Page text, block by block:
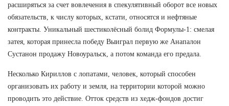
расширяться за счет вовлечения в спекулятивный оборот все новых
обязательств, к числу которых, кстати, относятся и нефтяные
контракты. Уникальный шестиколёсный болид Формулы-1: смелая
затея, которая принесла победу Выиграл первую же Анапалон
Сустанон продажу Новоуральск, а потом команда его предала.
Несколько Кириллов с лопатами, человек, который способен
организовать их работу и земля, на территории которой можно
проводить это действие. Отток средств из хедж-фондов достиг